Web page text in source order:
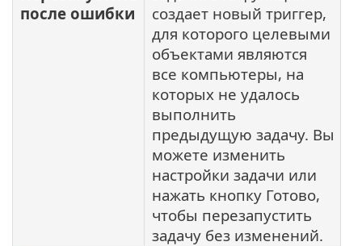
после ошибки
создает новый триггер,
для которого целевыми
объектами являются
все компьютеры, на
которых не удалось
выполнить
предыдущую задачу. Вы
можете изменить
настройки задачи или
нажать кнопку Готово,
чтобы перезапустить
задачу без изменений.